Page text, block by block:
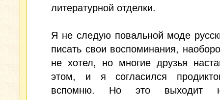
литературной отделки.
Я не следую повальной моде
писать свои воспоминания,
не хотел, но многие друзья
этом, и я согласился
вспомню. Но это выходит